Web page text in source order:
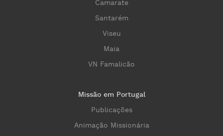
Camarate
Santarém
Viseu
Maia
VN Famalicão
Missão em Portugal
Publicações
Animação Missionária